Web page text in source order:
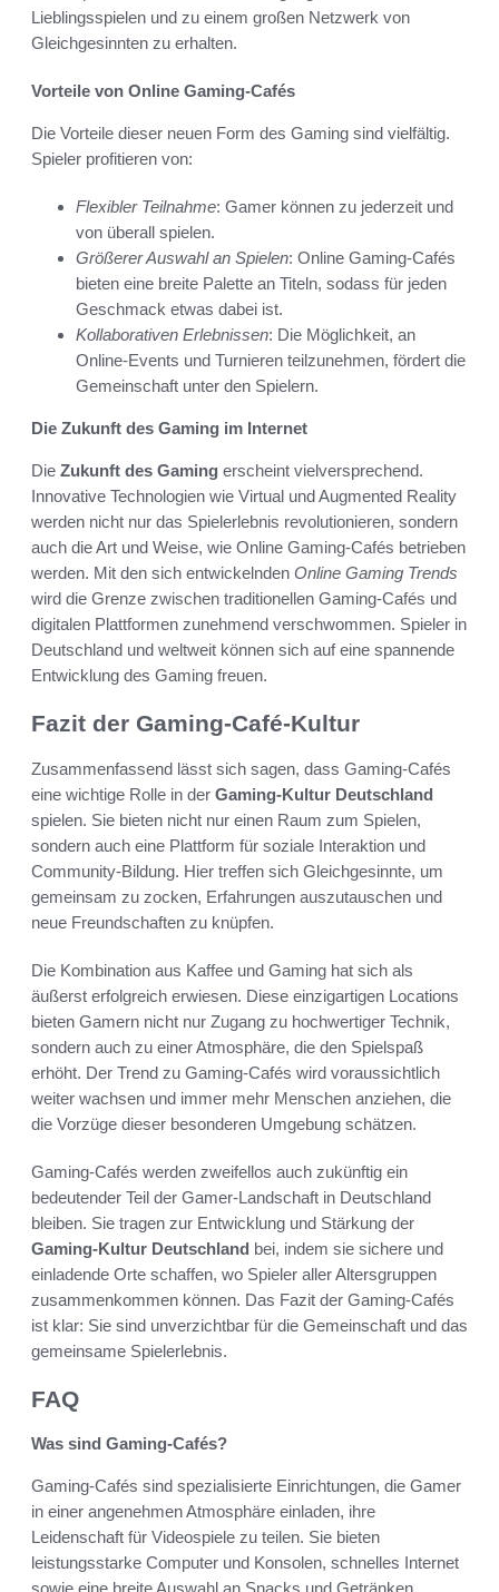
Lieblingsspielen und zu einem großen Netzwerk von
Gleichgesinnten zu erhalten.
Vorteile von Online Gaming-Cafés
Die Vorteile dieser neuen Form des Gaming sind vielfältig.
Spieler profitieren von:
Flexibler Teilnahme: Gamer können zu jederzeit und
von überall spielen.
Größerer Auswahl an Spielen: Online Gaming-Cafés
bieten eine breite Palette an Titeln, sodass für jeden
Geschmack etwas dabei ist.
Kollaborativen Erlebnissen: Die Möglichkeit, an
Online-Events und Turnieren teilzunehmen, fördert die
Gemeinschaft unter den Spielern.
Die Zukunft des Gaming im Internet
Die Zukunft des Gaming erscheint vielversprechend.
Innovative Technologien wie Virtual und Augmented Reality
werden nicht nur das Spielerlebnis revolutionieren, sondern
auch die Art und Weise, wie Online Gaming-Cafés betrieben
werden. Mit den sich entwickelnden Online Gaming Trends
wird die Grenze zwischen traditionellen Gaming-Cafés und
digitalen Plattformen zunehmend verschwommen. Spieler in
Deutschland und weltweit können sich auf eine spannende
Entwicklung des Gaming freuen.
Fazit der Gaming-Café-Kultur
Zusammenfassend lässt sich sagen, dass Gaming-Cafés
eine wichtige Rolle in der Gaming-Kultur Deutschland
spielen. Sie bieten nicht nur einen Raum zum Spielen,
sondern auch eine Plattform für soziale Interaktion und
Community-Bildung. Hier treffen sich Gleichgesinnte, um
gemeinsam zu zocken, Erfahrungen auszutauschen und
neue Freundschaften zu knüpfen.
Die Kombination aus Kaffee und Gaming hat sich als
äußerst erfolgreich erwiesen. Diese einzigartigen Locations
bieten Gamern nicht nur Zugang zu hochwertiger Technik,
sondern auch zu einer Atmosphäre, die den Spielspaß
erhöht. Der Trend zu Gaming-Cafés wird voraussichtlich
weiter wachsen und immer mehr Menschen anziehen, die
die Vorzüge dieser besonderen Umgebung schätzen.
Gaming-Cafés werden zweifellos auch zukünftig ein
bedeutender Teil der Gamer-Landschaft in Deutschland
bleiben. Sie tragen zur Entwicklung und Stärkung der
Gaming-Kultur Deutschland bei, indem sie sichere und
einladende Orte schaffen, wo Spieler aller Altersgruppen
zusammenkommen können. Das Fazit der Gaming-Cafés
ist klar: Sie sind unverzichtbar für die Gemeinschaft und das
gemeinsame Spielerlebnis.
FAQ
Was sind Gaming-Cafés?
Gaming-Cafés sind spezialisierte Einrichtungen, die Gamer
in einer angenehmen Atmosphäre einladen, ihre
Leidenschaft für Videospiele zu teilen. Sie bieten
leistungsstarke Computer und Konsolen, schnelles Internet
sowie eine breite Auswahl an Snacks und Getränken.